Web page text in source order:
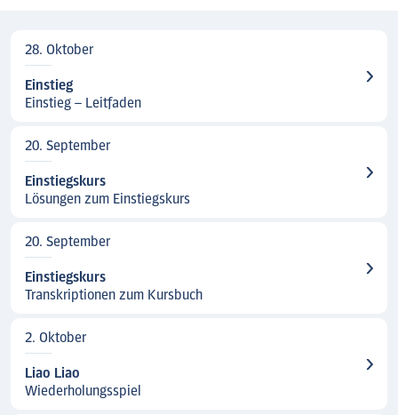
28. Oktober
Einstieg
Einstieg – Leitfaden
20. September
Einstiegskurs
Lösungen zum Einstiegskurs
20. September
Einstiegskurs
Transkriptionen zum Kursbuch
2. Oktober
Liao Liao
Wiederholungsspiel